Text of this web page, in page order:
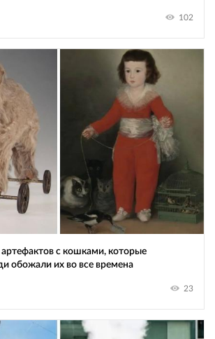
102
артефактов с кошками, которые
обожали их во все времена
23